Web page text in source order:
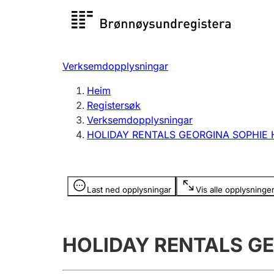
Registersøk
Registrere, endre, slette
Verksemdopplysningar
Heim
Registersøk
Verksemdopplysningar
HOLIDAY RENTALS GEORGINA SOPHIE
Last ned opplysningar Vis alle opplysninger
Opplysninger er skjult
HOLIDAY RENTALS